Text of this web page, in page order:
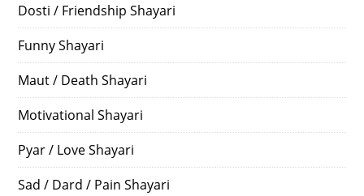
Dosti / Friendship Shayari
Funny Shayari
Maut / Death Shayari
Motivational Shayari
Pyar / Love Shayari
Sad / Dard / Pain Shayari